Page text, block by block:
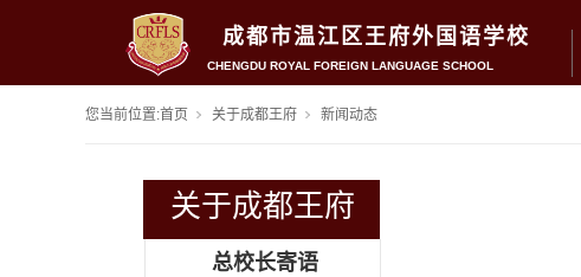
成都市温江区王府外国语学校
CHENGDU ROYAL FOREIGN LANGUAGE SCHOOL
您当前位置:首页 关于成都王府 新闻动态
关于成都王府
总校长寄语